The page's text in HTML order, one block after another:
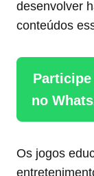
desenvolver
conteúdos
no
Os jogos